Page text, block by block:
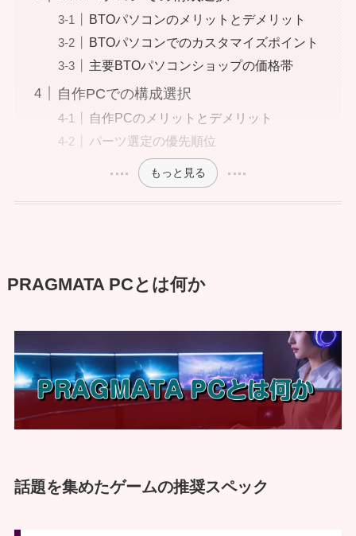
BTOパソコンのメリットとデメリット
BTOパソコンでのカスタマイズポイント
主要BTOパソコンショップの価格帯
自作PCでの構成選択
自作PCのメリットとデメリット
パーツ選定の優先順位
もっと見る
PRAGMATA PCとは何か
話題を集めたゲームの推奨スペック